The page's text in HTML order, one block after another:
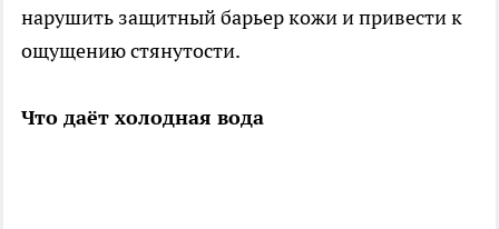
нарушить защитный барьер кожи и привести к
ощущению стянутости.
Что даёт холодная вода